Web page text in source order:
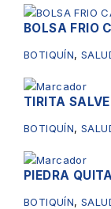
BOLSA FRIO
BOTIQUÍN,
TIRITA
BOTIQUÍN,
PIEDRA
BOTIQUÍN,